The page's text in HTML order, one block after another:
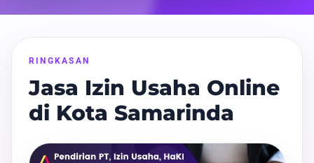
RINGKASAN
Jasa Izin Usaha Online
di Kota Samarinda